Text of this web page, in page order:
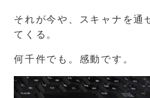
それが今や、スキャナを通
てくる。
何千件でも。感動です。